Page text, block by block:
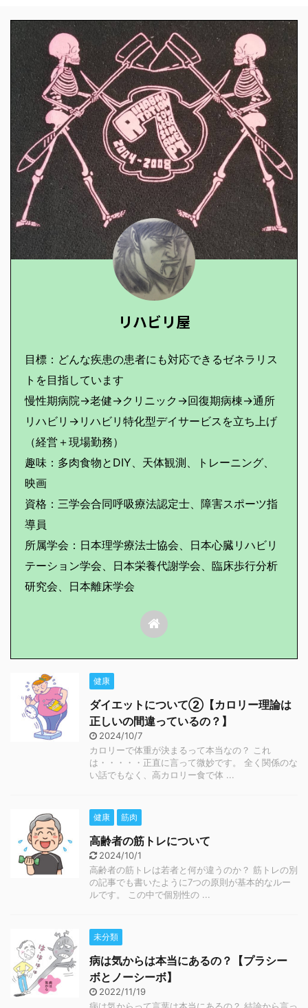
リハビリ屋
目標：どんな疾患の患者にも対応できるゼネラリス
トを目指しています
慢性期病院→老健→クリニック→回復期病棟→通所
リハビリ→リハビリ特化型デイサービスを立ち上げ
（経営＋現場勤務）
趣味：多肉食物とDIY、天体観測、トレーニング、
映画
資格：三学会合同呼吸療法認定士、障害スポーツ指
導員
所属学会：日本理学療法士協会、日本心臓リハビリ
テーション学会、日本栄養代謝学会、臨床歩行分析
研究会、日本離床学会
健康
ダイエットについて②【カロリー理論は
正しいの間違っているの？】
2024/10/7
カロリーで体重が決まるって本当なの？ これ
は・・・・・正直に言って微妙です。 全く関係のな
い話でもなく、高カロリー食で体 ...
健康 筋肉
高齢者の筋トレについて
2024/10/1
高齢者の筋トレは若者と何が違うのか？ 筋トレの別
の記事でも書いたように7つの原則が基本的なルー
ルです。 この中で個別性の ...
未分類
病は気からは本当にあるの？【プラシー
ボとノーシーボ】
2022/11/19